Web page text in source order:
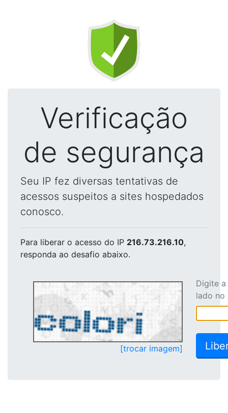
Verificação
de segurança
Seu IP fez diversas tentativas de
acessos suspeitos a sites hospedados
conosco.
Para liberar o acesso do IP 216.73.216.10,
responda ao desafio abaixo.
[trocar imagem]
Digite
lado no